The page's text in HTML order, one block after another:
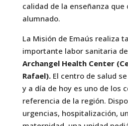
calidad de la enseñanza que
alumnado.
La Misión de Emaús realiza
importante labor sanitaria
Archangel Health Center
Rafael).El centro de salud
y a día de hoy es uno de los
referencia de la región.
urgencias, hospitalización,